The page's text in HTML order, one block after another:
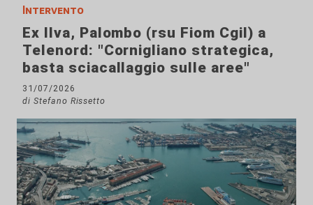
Intervento
Ex Ilva, Palombo (rsu Fiom Cgil) a
Telenord: "Cornigliano strategica,
basta sciacallaggio sulle aree"
31/07/2026
di Stefano Rissetto